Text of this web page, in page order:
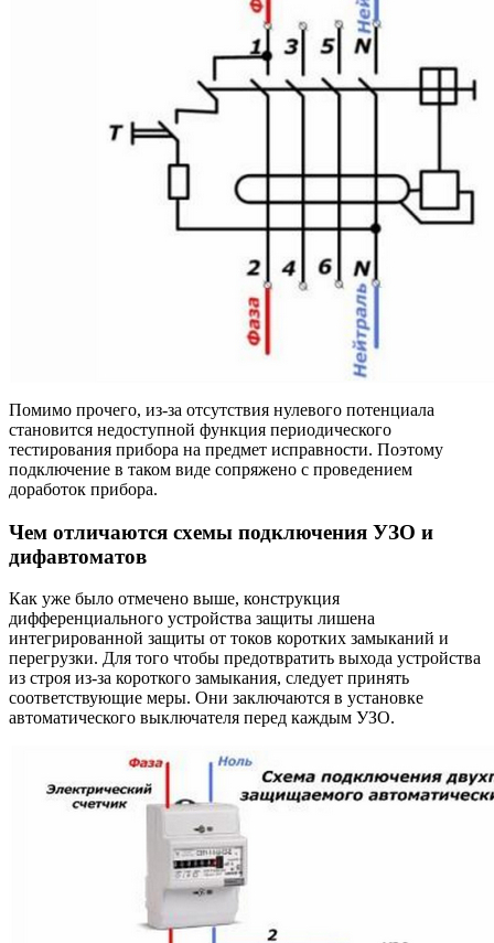
Помимо прочего, из-за отсутствия нулевого потенциала
становится недоступной функция периодического
тестирования прибора на предмет исправности. Поэтому
подключение в таком виде сопряжено с проведением
доработок прибора.
Чем отличаются схемы подключения УЗО и
дифавтоматов
Как уже было отмечено выше, конструкция
дифференциального устройства защиты лишена
интегрированной защиты от токов коротких замыканий и
перегрузки. Для того чтобы предотвратить выхода устройства
из строя из-за короткого замыкания, следует принять
соответствующие меры. Они заключаются в установке
автоматического выключателя перед каждым УЗО.